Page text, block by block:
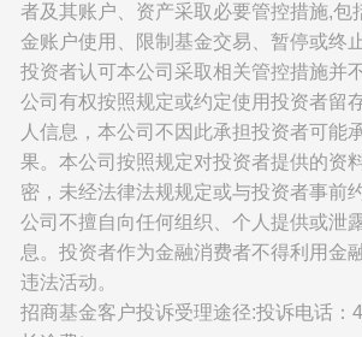
者及其账户、资产采取必要管控措施,包
金账户使用、限制基金交易、暂停或终
投资者认可本公司采取相关管控措施并
公司有权按照规定或约定使用投资者留
人信息，本公司不因此承担投资者可能
果。本公司按照规定对投资者提供的资
密，未经法律法规规定或与投资者事前
公司不擅自向任何组织、个人提供或泄
息。投资者作为金融消费者不得利用金
违法活动。
招商基金客户投诉受理途径:投诉电话：